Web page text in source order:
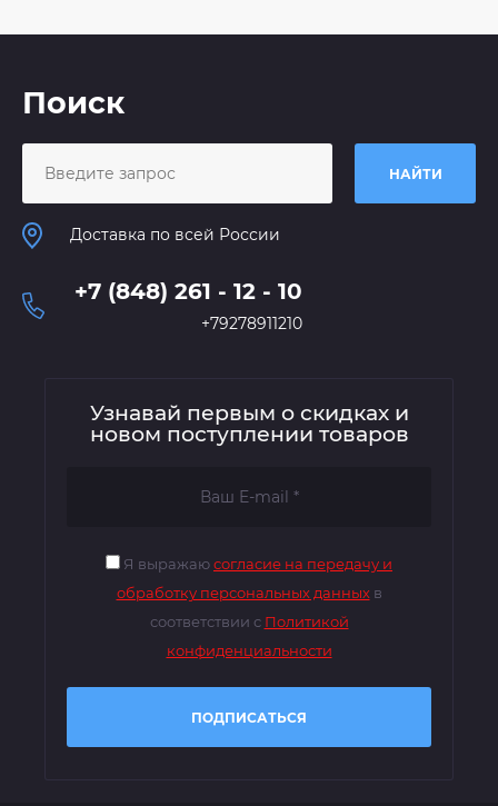
Поиск
НАЙТИ
+7 (848) 261 - 12 - 10
+79278911210
Доставка по всей России
Узнавай первым о скидках и
новом поступлении товаров
Я выражаюсогласие на передачу и
обработку персональных данныхв
соответствии с Политикой
конфиденциальности
ПОДПИСАТЬСЯ